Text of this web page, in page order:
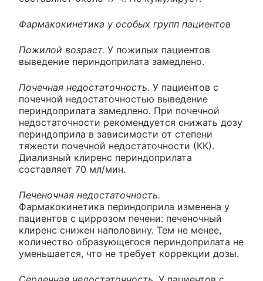
Фармакокинетика у особых групп пациентов
Пожилой возраст. У пожилых пациентов
выведение периндоприлата замедлено.
Почечная недостаточность. У пациентов с
почечной недостаточностью выведение
периндоприлата замедлено. При почечной
недостаточности рекомендуется снижать дозу
периндоприла в зависимости от степени
тяжести почечной недостаточности (КК).
Диализный клиренс периндоприлата
составляет 70 мл/мин.
Печеночная недостаточность.
Фармакокинетика периндоприла изменена у
пациентов с циррозом печени: печеночный
клиренс снижен наполовину. Тем не менее,
количество образующегося периндоприлата не
уменьшается, что не требует коррекции дозы.